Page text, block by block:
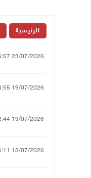
الرئيسية
23/07/2026 05:57 م
19/07/2026 04:55 م
19/07/2026 02:44 م
15/07/2026 06:11 م